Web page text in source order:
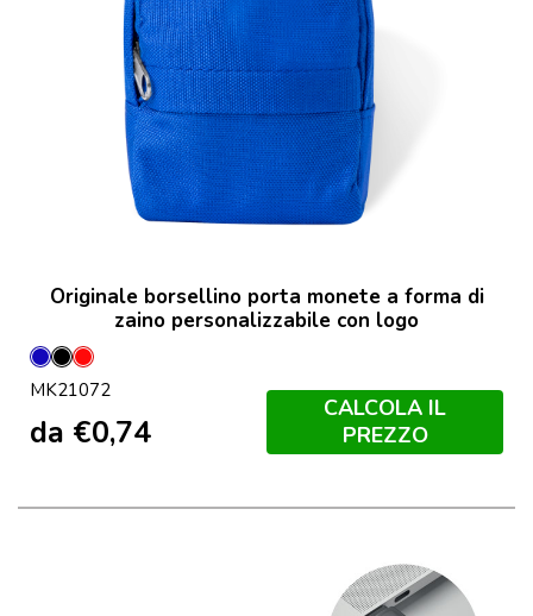
Originale borsellino porta monete a forma di
zaino personalizzabile con logo
BluNeroRosso
MK21072
da €0,74
CALCOLA IL
PREZZO